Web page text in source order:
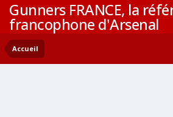
Gunners FRANCE, la
francophone d'Arsenal
Accueil